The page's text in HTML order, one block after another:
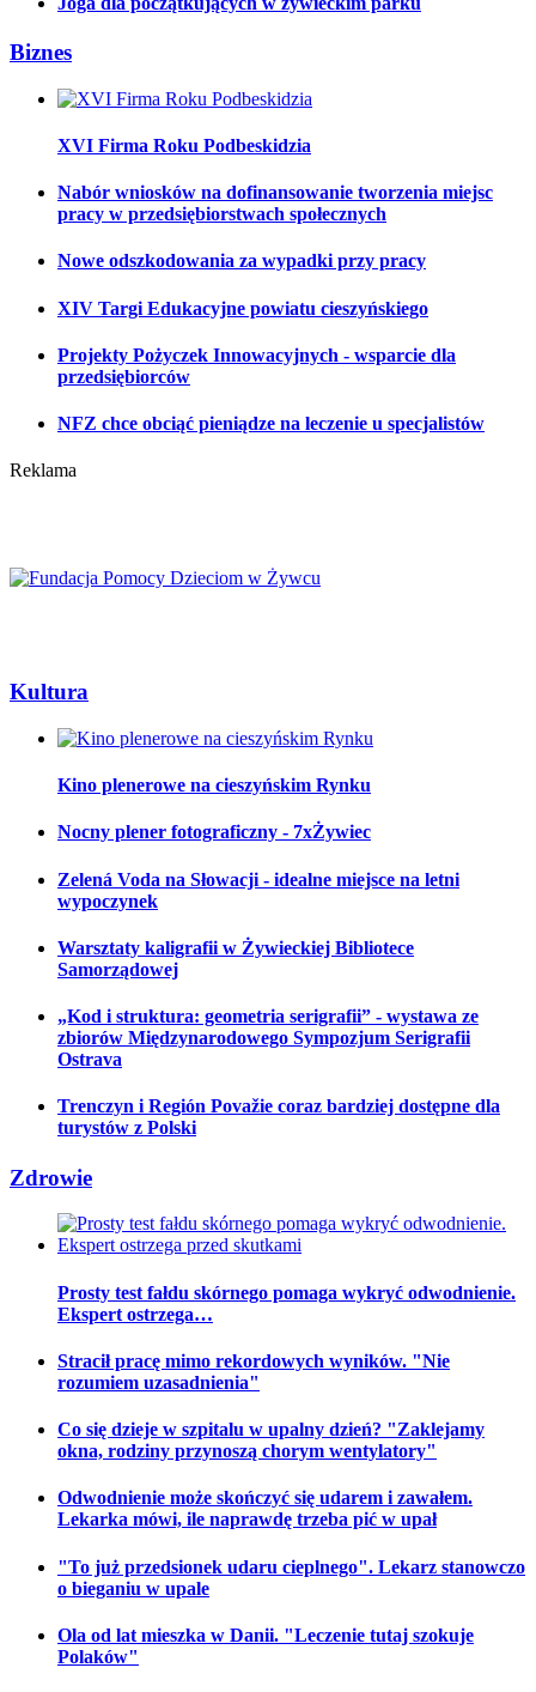
Biznes
XVI Firma Roku Podbeskidzia
Nabór wniosków na dofinansowanie tworzenia miejsc
pracy w przedsiębiorstwach społecznych
Nowe odszkodowania za wypadki przy pracy
XIV Targi Edukacyjne powiatu cieszyńskiego
Projekty Pożyczek Innowacyjnych - wsparcie dla
przedsiębiorców
NFZ chce obciąć pieniądze na leczenie u specjalistów
Reklama
Kultura
Kino plenerowe na cieszyńskim Rynku
Nocny plener fotograficzny - 7xŻywiec
Zelená Voda na Słowacji - idealne miejsce na letni
wypoczynek
Warsztaty kaligrafii w Żywieckiej Bibliotece
Samorządowej
„Kod i struktura: geometria serigrafii” - wystawa ze
zbiorów Międzynarodowego Sympozjum Serigrafii
Ostrava
Trenczyn i Región Považie coraz bardziej dostępne dla
turystów z Polski
Zdrowie
Prosty test fałdu skórnego pomaga wykryć odwodnienie.
Ekspert ostrzega…
Stracił pracę mimo rekordowych wyników. "Nie
rozumiem uzasadnienia"
Co się dzieje w szpitalu w upalny dzień? "Zaklejamy
okna, rodziny przynoszą chorym wentylatory"
Odwodnienie może skończyć się udarem i zawałem.
Lekarka mówi, ile naprawdę trzeba pić w upał
"To już przedsionek udaru cieplnego". Lekarz stanowczo
o bieganiu w upale
Ola od lat mieszka w Danii. "Leczenie tutaj szokuje
Polaków"